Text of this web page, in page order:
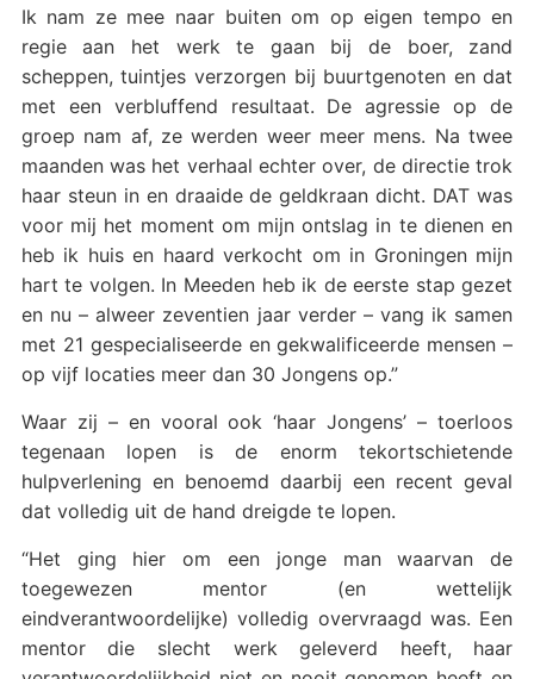
Ik nam ze mee naar buiten om op eigen tempo en
regie aan het werk te gaan bij de boer, zand
scheppen, tuintjes verzorgen bij buurtgenoten en dat
met een verbluffend resultaat. De agressie op de
groep nam af, ze werden weer meer mens. Na twee
maanden was het verhaal echter over, de directie trok
haar steun in en draaide de geldkraan dicht. DAT was
voor mij het moment om mijn ontslag in te dienen en
heb ik huis en haard verkocht om in Groningen mijn
hart te volgen. In Meeden heb ik de eerste stap gezet
en nu – alweer zeventien jaar verder – vang ik samen
met 21 gespecialiseerde en gekwalificeerde mensen –
op vijf locaties meer dan 30 Jongens op.”
Waar zij – en vooral ook ‘haar Jongens’ – toerloos
tegenaan lopen is de enorm tekortschietende
hulpverlening en benoemd daarbij een recent geval
dat volledig uit de hand dreigde te lopen.
“Het ging hier om een jonge man waarvan de
toegewezen mentor (en wettelijk
eindverantwoordelijke) volledig overvraagd was. Een
mentor die slecht werk geleverd heeft, haar